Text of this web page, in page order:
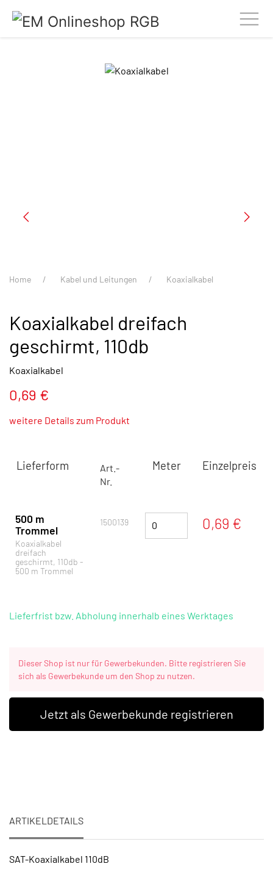
Home Kabel und Leitungen Koaxialkabel
Koaxialkabel dreifach
geschirmt, 110db
Koaxialkabel
0,69 €
weitere Details zum Produkt
Lieferform
Art.-
Nr.
Meter Einzelpreis
500 m
Trommel
Koaxialkabel
dreifach
geschirmt, 110db -
500 m Trommel
1500139 0,69 €
Lieferfrist bzw. Abholung innerhalb eines Werktages
Dieser Shop ist nur für Gewerbekunden. Bitte registrieren Sie
sich als Gewerbekunde um den Shop zu nutzen.
Jetzt als Gewerbekunde registrieren
ARTIKELDETAILS
SAT-Koaxialkabel 110dB